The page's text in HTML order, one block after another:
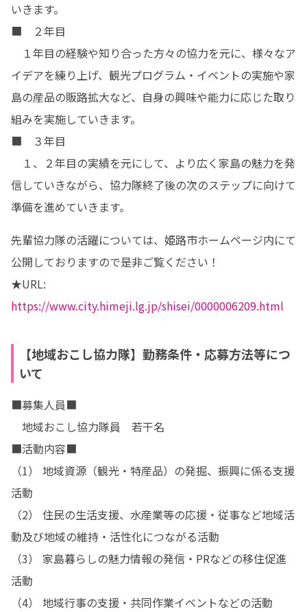
いきます。
■　２年目
１年目の経験や知り合った方々の協力を元に、様々なア
イデアを練り上げ、観光プログラム・イベントの実施や家
島の産品の販路拡大など、自身の興味や能力に応じた取り
組みを実施していきます。
■　３年目
１、２年目の実績を元にして、より広く家島の魅力を発
信していきながら、協力隊終了後の次のステップに向けて
準備を進めていきます。
先輩協力隊の活躍については、姫路市ホームページ内にて
公開しておりますので是非ご覧ください！
https://www.city.himeji.lg.jp/shisei/0000006209.html
【地域おこし協力隊】勤務条件・応募方法等につ
いて
■募集人員■
地域おこし協力隊員　若干名
■活動内容■
（1） 地域資源（観光・特産品）の発掘、振興に係る支援
活動
（2） 住民の生活支援、水産業等の応援・従事など地域活
動及び地域の維持・活性化につながる活動
（3） 家島暮らしの魅力情報の発信・PRなどの移住促進
活動
（4） 地域行事の支援・共同作業イベントなどの活動